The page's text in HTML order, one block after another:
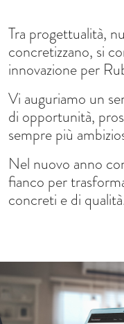
Tra progettualità,
concretizzano, si
innovazione per
Vi auguriamo un
di opportunità,
sempre più
Nel nuovo anno
fianco per
concreti e di